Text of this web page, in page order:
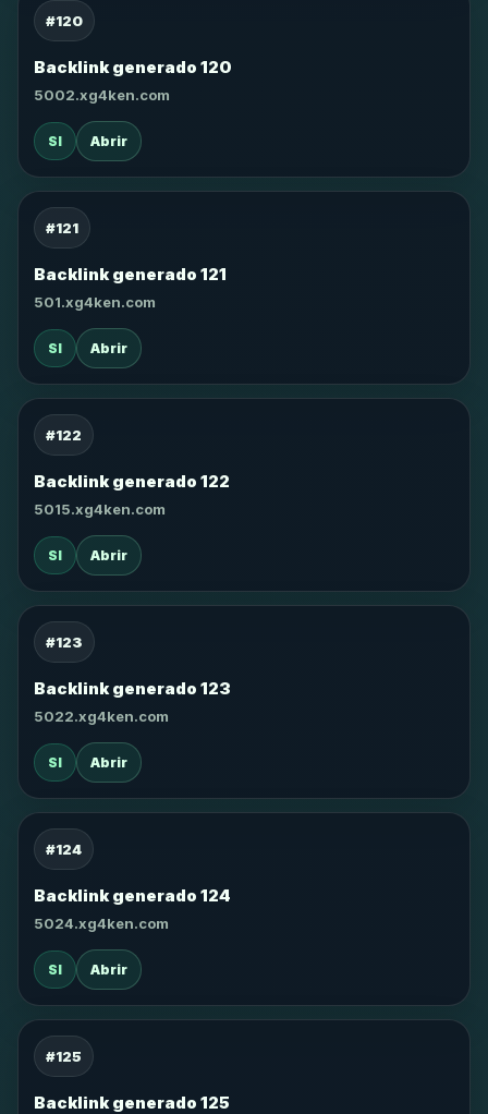
#120
Backlink generado 120
5002.xg4ken.com
SI Abrir
#121
Backlink generado 121
501.xg4ken.com
SI Abrir
#122
Backlink generado 122
5015.xg4ken.com
SI Abrir
#123
Backlink generado 123
5022.xg4ken.com
SI Abrir
#124
Backlink generado 124
5024.xg4ken.com
SI Abrir
#125
Backlink generado 125